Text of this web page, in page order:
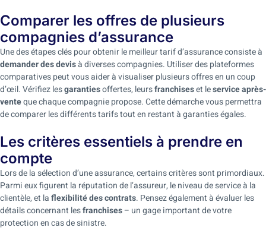
Comparer les offres de plusieurs
compagnies d’assurance
Une des étapes clés pour obtenir le meilleur tarif d’assurance consiste à
demander des devisà diverses compagnies. Utiliser des plateformes
comparatives peut vous aider à visualiser plusieurs offres en un coup
d’œil. Vérifiez lesgarantiesoffertes, leursfranchiseset leservice après-
venteque chaque compagnie propose. Cette démarche vous permettra
de comparer les différents tarifs tout en restant à garanties égales.
Les critères essentiels à prendre en
compte
Lors de la sélection d’une assurance, certains critères sont primordiaux.
Parmi eux figurent la réputation de l’assureur, le niveau de service à la
clientèle, et laflexibilité des contrats. Pensez également à évaluer les
détails concernant lesfranchises– un gage important de votre
protection en cas de sinistre.